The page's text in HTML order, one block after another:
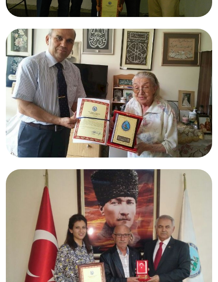
05.02.2017
Halit AYDOĞDU
Adana
05.02.2017
Handan ÖZEL